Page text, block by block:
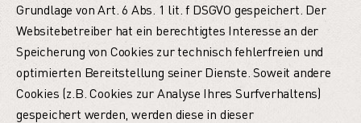
Grundlage von Art. 6 Abs. 1 lit. f DSGVO gespeichert. Der
Websitebetreiber hat ein berechtigtes Interesse an der
Speicherung von Cookies zur technisch fehlerfreien und
optimierten Bereitstellung seiner Dienste. Soweit andere
Cookies (z.B. Cookies zur Analyse Ihres Surfverhaltens)
gespeichert werden, werden diese in dieser